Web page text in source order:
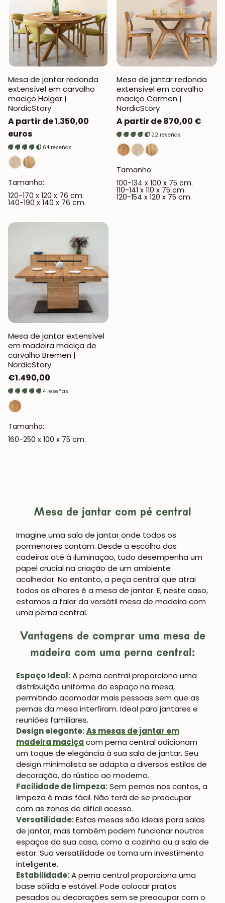
Mesa de jantar redonda
extensível em carvalho
maciço Holger |
NordicStory
Preço
normal
A partir de 1.350,00
euros
64 reseñas
Tamanho:
120-170 x 120 x 76 cm.
140-190 x 140 x 76 cm.
Mesa de jantar redonda
extensível em carvalho
maciço Carmen |
NordicStory
Preço
normal
A partir de 870,00 €
22 reseñas
Tamanho:
100-134 x 100 x 75 cm.
110-141 x 110 x 75 cm.
120-154 x 120 x 75 cm.
Mesa de jantar extensível
em madeira maciça de
carvalho Bremen |
NordicStory
Preço
normal
€1.490,00
4 reseñas
Tamanho:
160-250 x 100 x 75 cm.
Mesa de jantar com pé central
Imagine uma sala de jantar onde todos os
pormenores contam. Desde a escolha das
cadeiras até à iluminação, tudo desempenha um
papel crucial na criação de um ambiente
acolhedor. No entanto, a peça central que atrai
todos os olhares é a mesa de jantar. E, neste caso,
estamos a falar da versátil mesa de madeira com
uma perna central.
Vantagens de comprar uma mesa de
madeira com uma perna central:
Espaço Ideal:A perna central proporciona uma
distribuição uniforme do espaço na mesa,
permitindo acomodar mais pessoas sem que as
pernas da mesa interfiram. Ideal para jantares e
reuniões familiares.
Design elegante:As mesas de jantar em
madeira maciça com perna central adicionam
um toque de elegância à sua sala de jantar. Seu
design minimalista se adapta a diversos estilos de
decoração, do rústico ao moderno.
Facilidade de limpeza:Sem pernas nos cantos, a
limpeza é mais fácil. Não terá de se preocupar
com as zonas de difícil acesso.
Versatilidade:Estas mesas são ideais para salas
de jantar, mas também podem funcionar noutros
espaços da sua casa, como a cozinha ou a sala de
estar. Sua versatilidade os torna um investimento
inteligente.
Estabilidade:A perna central proporciona uma
base sólida e estável. Pode colocar pratos
pesados ou decorações sem se preocupar com o